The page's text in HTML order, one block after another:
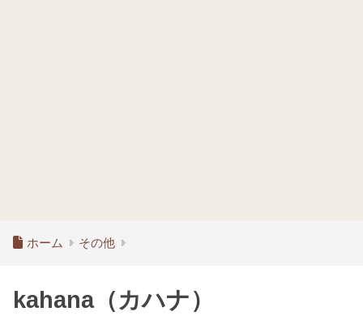
ホーム その他
kahana（カハナ）